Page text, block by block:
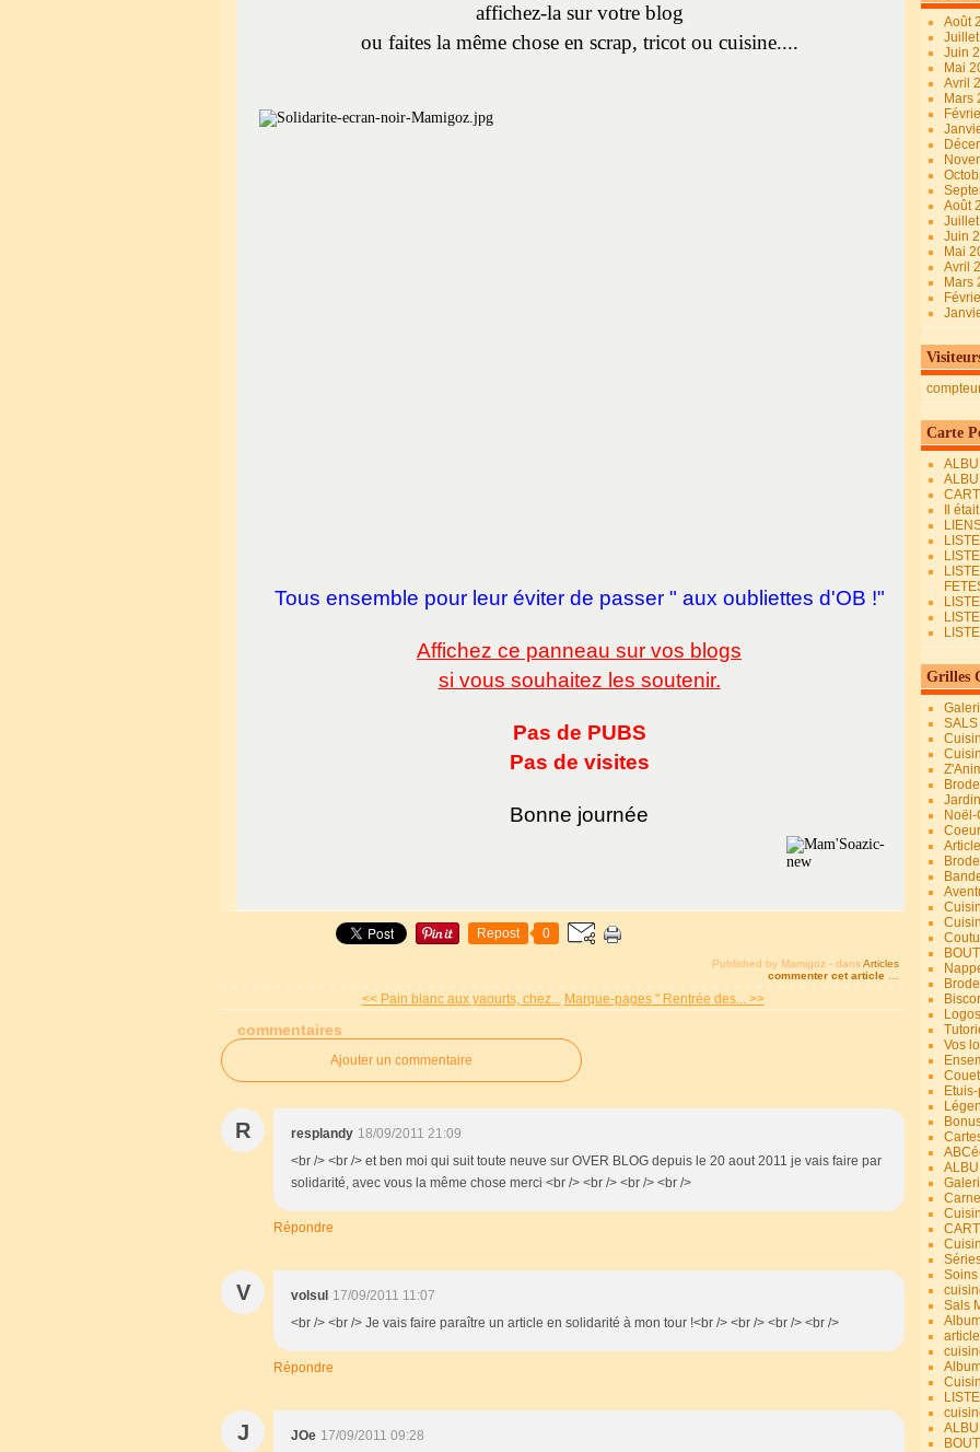
affichez-la sur votre blog
ou faites la même chose en scrap, tricot ou cuisine....
Tous ensemble pour leur éviter de passer " aux oubliettes d'OB !"
Affichez ce panneau sur vos blogs
si vous souhaitez les soutenir.
Pas de PUBS
Pas de visites
Bonne journée
Repost 0
Published by Mamigoz - dansArticles
commenter cet article
<< Pain blanc aux yaourts, chez... Marque-pages " Rentrée des... >>
commentaires
Ajouter un commentaire
R resplandy 18/09/2011 21:09
<br /> <br /> et ben moi qui suit toute neuve sur OVER BLOG depuis le 20 aout 2011 je vais faire par
solidarité, avec vous la même chose merci <br /> <br /> <br /> <br />
Répondre
V volsul 17/09/2011 11:07
<br /> <br /> Je vais faire paraître un article en solidarité à mon tour !<br /> <br /> <br /> <br />
Répondre
J JOe 17/09/2011 09:28
Août
Juin
Mai
Avril
Mars
Août
Juin
Mai
Avril
Mars
Carte
Il
Grilles
Vos
Sals
article